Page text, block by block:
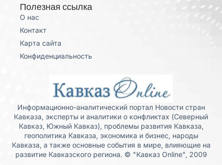
Полезная ссылка
О нас
Контакт
Карта сайта
Конфиденциальность
Информационно-аналитический портал Новости стран
Кавказа, эксперты и аналитики о конфликтах (Северный
Кавказ, Южный Кавказ), проблемы развития Кавказа,
геополитика Кавказа, экономика и бизнес, народы
Кавказа, а также основные события в мире, влияющие на
развитие Кавказского региона. © "Кавказ Online", 2009